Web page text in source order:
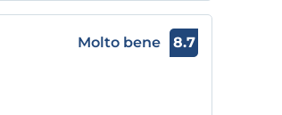
Molto bene 8.7